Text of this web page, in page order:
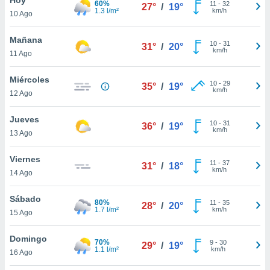
en
más
nuestra
de
cookies
aceptar
10 Ago
60%
1.3 l/m²
27° / 19° 11 - 32
km/h
Mañana
11 Ago
31° / 20° 10- 31
km/h
Miércoles
12 Ago
35° / 19° 10- 29
km/h
Jueves
13 Ago
36° / 19° 10- 31
km/h
Viernes
14 Ago
31° / 18° 11 - 37
km/h
Sábado
15 Ago
80%
1.7 l/m²
28° / 20° 11 - 35
km/h
Domingo
16 Ago
70%
1.1 l/m²
29° / 19° 9- 30
km/h